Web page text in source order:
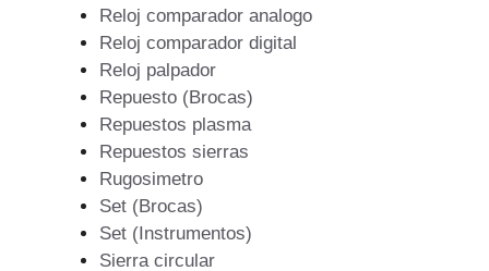
Reloj comparador analogo
Reloj comparador digital
Reloj palpador
Repuesto (Brocas)
Repuestos plasma
Repuestos sierras
Rugosimetro
Set (Brocas)
Set (Instrumentos)
Sierra circular